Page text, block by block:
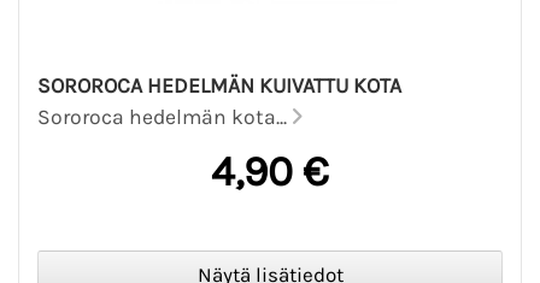
SOROROCA HEDELMÄN KUIVATTU KOTA
Sororoca hedelmän kota...
4,90 €